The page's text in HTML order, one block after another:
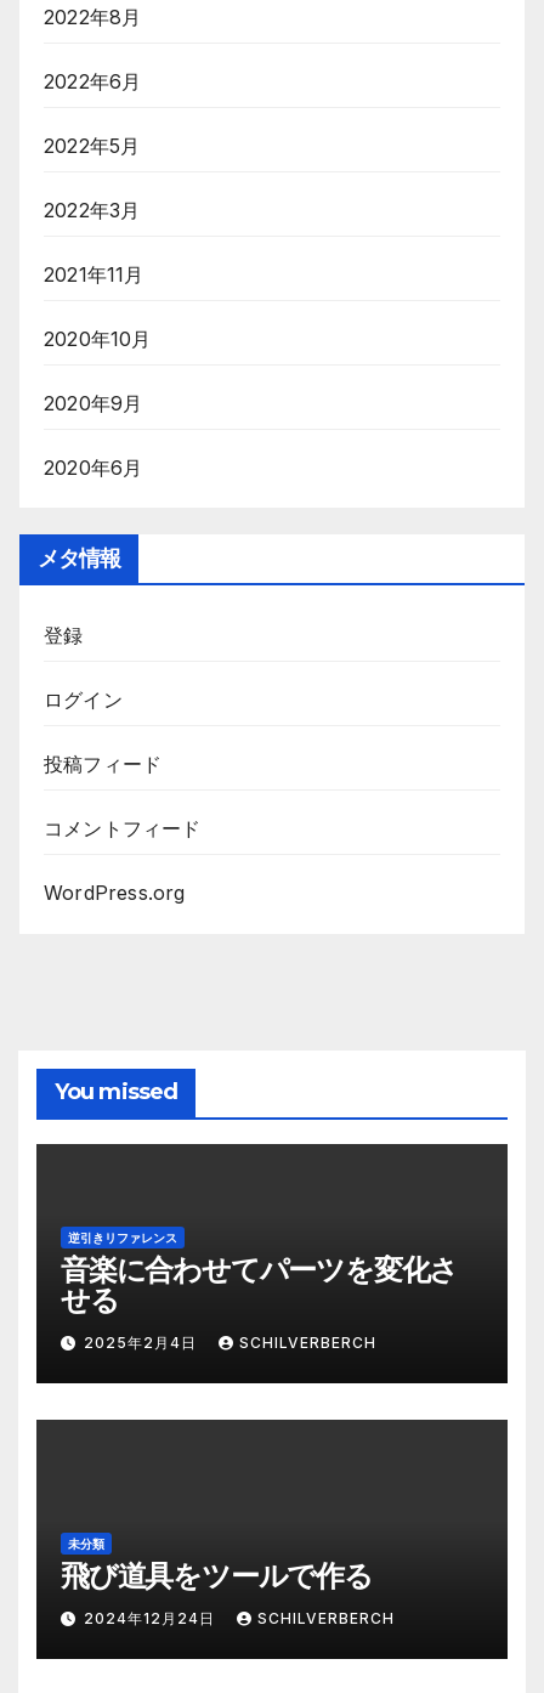
2022年8月
2022年6月
2022年5月
2022年3月
2021年11月
2020年10月
2020年9月
2020年6月
メタ情報
登録
ログイン
投稿フィード
コメントフィード
WordPress.org
You missed
逆引きリファレンス
音楽に合わせてパーツを変化さ
せる
2025年2月4日 SCHILVERBERCH
未分類
飛び道具をツールで作る
2024年12月24日 SCHILVERBERCH